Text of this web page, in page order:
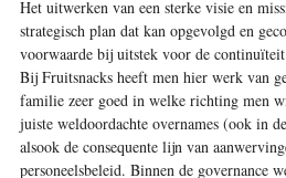
Het uitwerken van een sterke visie en
strategisch plan dat kan opgevolgd en
voorwaarde bij uitstek voor de
Bij Fruitsnacks heeft men hier werk van
familie zeer goed in welke richting men
juiste weldoordachte overnames (ook in
alsook de consequente lijn van
personeelsbeleid. Binnen de governance